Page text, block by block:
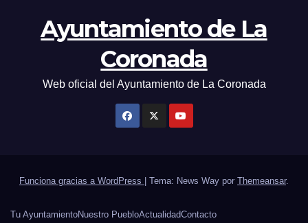
Ayuntamiento de La
Coronada
Web oficial del Ayuntamiento de La Coronada
Funciona gracias a WordPress Tema: News Way por Themeansar.
Tu AyuntamientoNuestro PuebloActualidadContacto